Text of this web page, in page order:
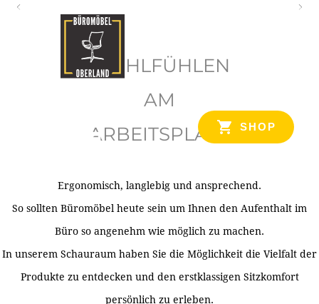
SHOP
WOHLFÜHLEN
AM
ARBEITSPLATZ
Ergonomisch, langlebig und ansprechend.
So sollten Büromöbel heute sein um Ihnen den Aufenthalt im
Büro so angenehm wie möglich zu machen.
In unserem Schauraum haben Sie die Möglichkeit die Vielfalt der
Produkte zu entdecken und den erstklassigen Sitzkomfort
persönlich zu erleben.